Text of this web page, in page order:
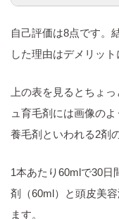
代表取締役社
所在地
自己評価は8点です。
した理由はデメリット
上の表を見るとちょ
ュ育毛剤には画像の
養毛剤といわれる2剤
1本あたり60mlで30日
剤（60ml）と頭皮美
ます。